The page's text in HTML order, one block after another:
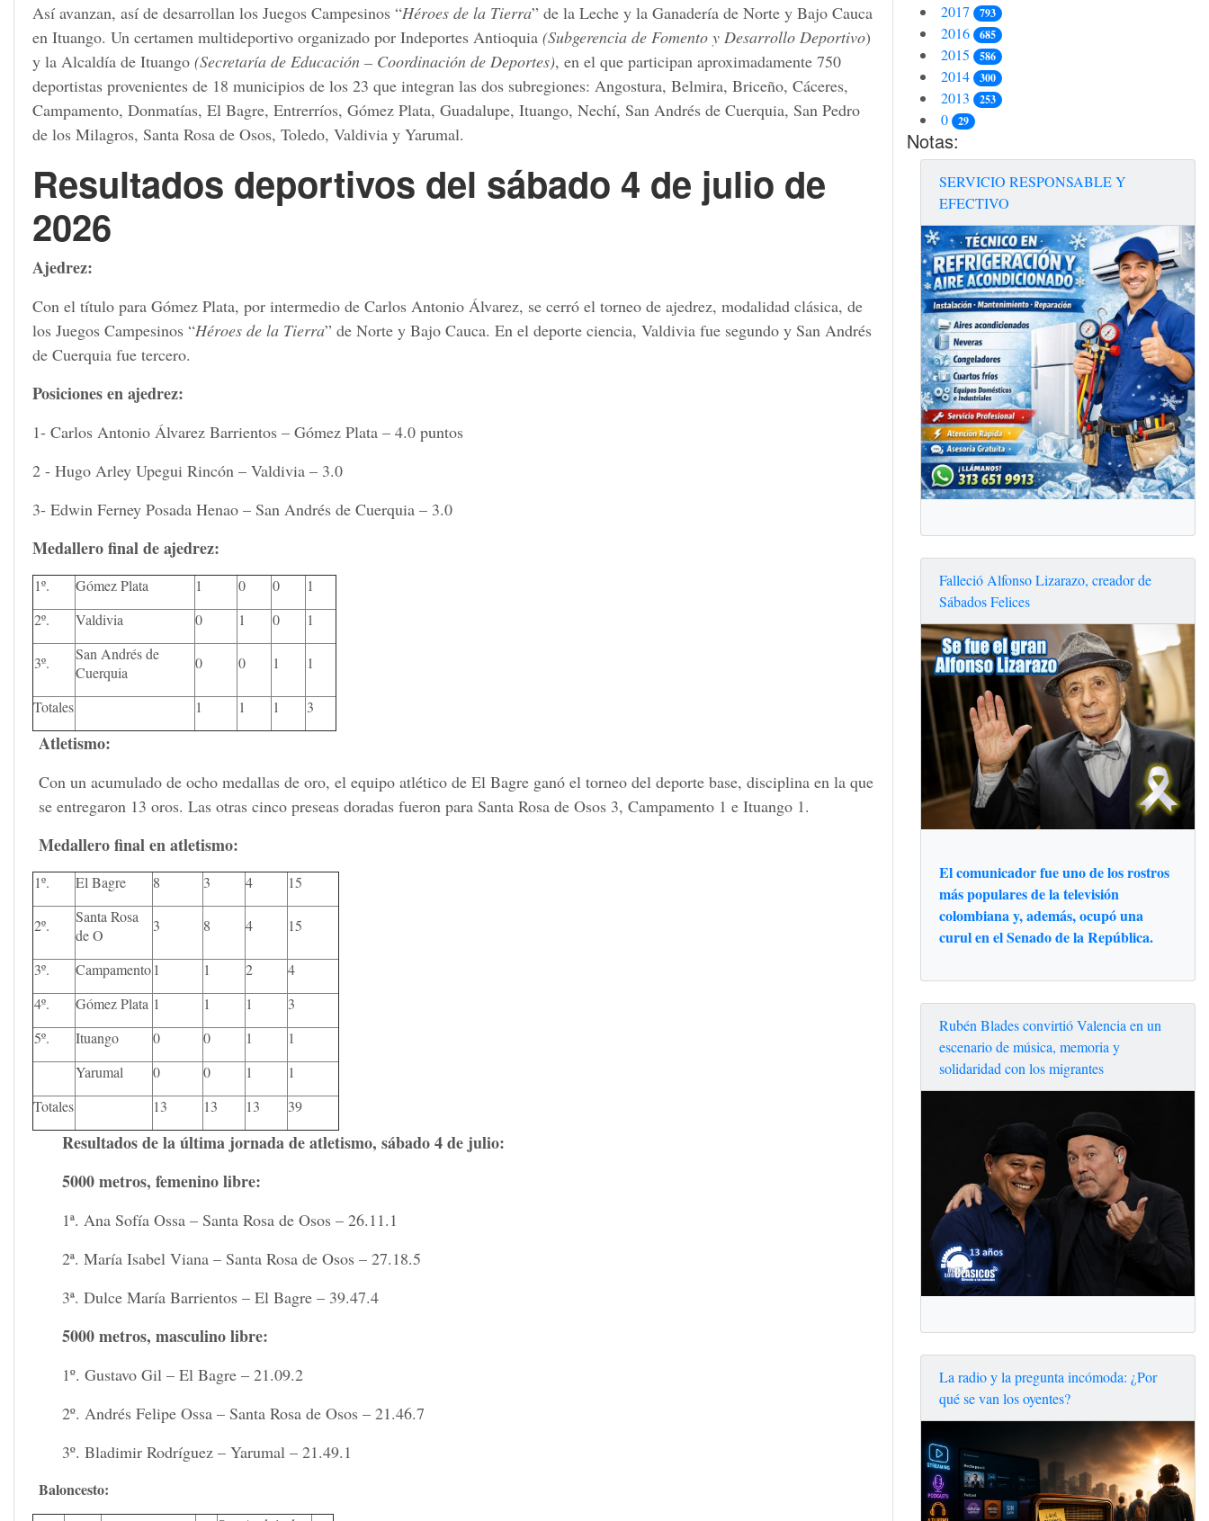
Así avanzan, así de desarrollan los Juegos Campesinos “Héroes de la Tierra” de la Leche y la Ganadería de Norte y Bajo Cauca
en Ituango. Un certamen multideportivo organizado por Indeportes Antioquia (Subgerencia de Fomento y Desarrollo Deportivo)
y la Alcaldía de Ituango (Secretaría de Educación – Coordinación de Deportes), en el que participan aproximadamente 750
deportistas provenientes de 18 municipios de los 23 que integran las dos subregiones: Angostura, Belmira, Briceño, Cáceres,
Campamento, Donmatías, El Bagre, Entrerríos, Gómez Plata, Guadalupe, Ituango, Nechí, San Andrés de Cuerquia, San Pedro
de los Milagros, Santa Rosa de Osos, Toledo, Valdivia y Yarumal.
Resultados deportivos del sábado 4 de julio de
2026
Ajedrez:
Con el título para Gómez Plata, por intermedio de Carlos Antonio Álvarez, se cerró el torneo de ajedrez, modalidad clásica, de
los Juegos Campesinos “Héroes de la Tierra” de Norte y Bajo Cauca. En el deporte ciencia, Valdivia fue segundo y San Andrés
de Cuerquia fue tercero.
Posiciones en ajedrez:
1- Carlos Antonio Álvarez Barrientos – Gómez Plata – 4.0 puntos
2 - Hugo Arley Upegui Rincón – Valdivia – 3.0
3- Edwin Ferney Posada Henao – San Andrés de Cuerquia – 3.0
Medallero final de ajedrez:
1º. Gómez Plata 1 0 0
1
2º.
Valdivia 0 1 0 1
3º.
San Andrés de
Cuerquia
0 0 1 1
Totales 1 1 1 3
Atletismo:
Con un acumulado de ocho medallas de oro, el equipo atlético de El Bagre ganó el torneo del deporte base, disciplina en la que
se entregaron 13 oros. Las otras cinco preseas doradas fueron para Santa Rosa de Osos 3, Campamento 1 e Ituango 1.
Medallero final en atletismo:
1º. El Bagre 8 3 4 15
2º.
Santa Rosa
de O
3 8 4 15
3º. Campamento1 1 2
4
4º.
Gómez Plata 1 1 1
3
5º.
Ituango 0 0 1
1
Yarumal
0 0 1
1
Totales
13 13 13 39
Resultados de la última jornada de atletismo, sábado 4 de julio:
5000 metros, femenino libre:
1ª. Ana Sofía Ossa – Santa Rosa de Osos – 26.11.1
2ª. María Isabel Viana – Santa Rosa de Osos – 27.18.5
3ª. Dulce María Barrientos – El Bagre – 39.47.4
5000 metros, masculino libre:
1º. Gustavo Gil – El Bagre – 21.09.2
2º. Andrés Felipe Ossa – Santa Rosa de Osos – 21.46.7
3º. Bladimir Rodríguez – Yarumal – 21.49.1
Baloncesto:
2017 793
2016 685
2015 586
2014 300
2013 253
0 29
Notas:
SERVICIO RESPONSABLE Y
EFECTIVO
Falleció Alfonso Lizarazo, creador de
Sábados Felices
El comunicador fue uno de los rostros
más populares de la televisión
colombiana y, además, ocupó una
curul en el Senado de la República.
Rubén Blades convirtió Valencia en un
escenario de música, memoria y
solidaridad con los migrantes
La radio y la pregunta incómoda: ¿Por
qué se van los oyentes?